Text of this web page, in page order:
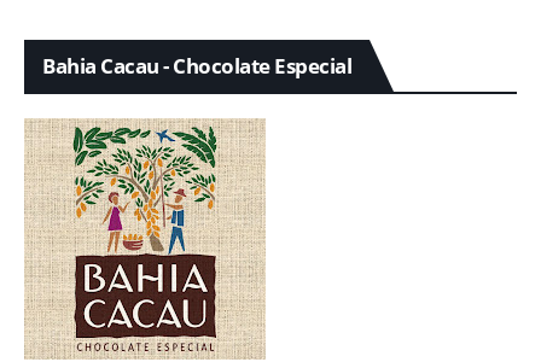
Bahia Cacau - Chocolate Especial